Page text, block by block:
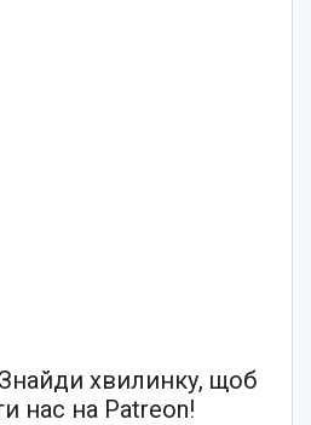
хвилинку, щоб
нас на Patreon!